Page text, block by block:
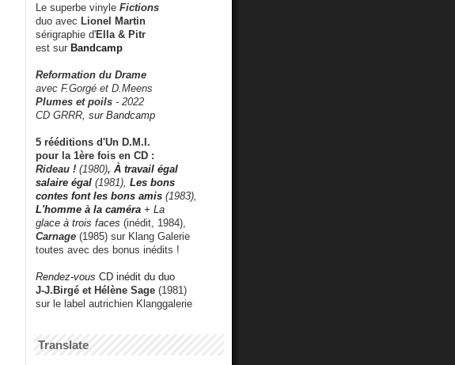
Le superbe vinyle Fictions
duo avec Lionel Martin
sérigraphie d'Ella & Pitr
est sur Bandcamp
Reformation du Drame
avec F.Gorgé et D.Meens
Plumes et poils - 2022
CD GRRR, sur Bandcamp
5 rééditions d'Un D.M.I.
pour la 1ère fois en CD :
Rideau ! (1980), À travail égal
salaire égal (1981), Les bons
contes font les bons amis (1983),
L'homme à la caméra + La
glace à trois faces (inédit, 1984),
Carnage (1985) sur Klang Galerie
toutes avec des bonus inédits !
Rendez-vous CD inédit du duo
J-J.Birgé et Hélène Sage (1981)
sur le label autrichien Klanggalerie
Translate